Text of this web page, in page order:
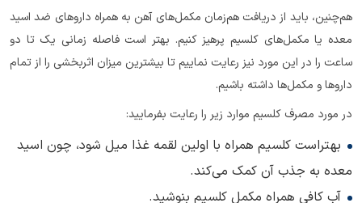
هم‌چنین، باید از دریافت هم‌زمان مکمل‌های آهن به همراه داروهای ضد اسید
معده یا مکمل‌های کلسیم پرهیز کنیم. بهتر است فاصله زمانی یک تا دو
ساعت را در این مورد نیز رعایت نماییم تا بیشترین میزان اثربخشی را از تمام
داروها و مکمل‌ها داشته باشیم.
در مورد مصرف کلسیم موارد زیر را رعایت بفرمایید:
بهتراست کلسیم همراه با اولین لقمه غذا میل شود، چون اسید
معده به جذب آن کمک می‌کند.
آب کافی همراه مکمل کلسیم بنوشید.